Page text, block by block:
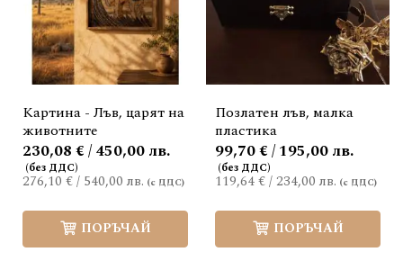
Картина - Лъв, царят на
животните
276,10 €/ 540,00 лв.
230,08 € / 450,00 лв.
ПОРЪЧАЙ
Позлатен лъв, малка
пластика
119,64 €/234,00 лв.
99,70 € / 195,00 лв.
ПОРЪЧАЙ